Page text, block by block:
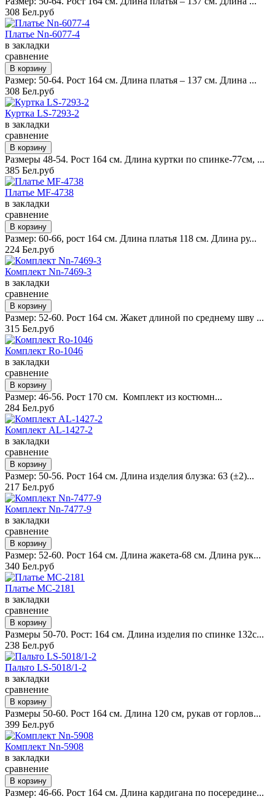
308 Бел.руб
Платье Nn-6077-4
в закладки
сравнение
Размер: 50-64. Рост 164 см. Длина платья – 137 см. Длина ...
308 Бел.руб
Куртка LS-7293-2
в закладки
сравнение
Размеры 48-54. Рост 164 см. Длина куртки по спинке-77см, ...
385 Бел.руб
Платье MF-4738
в закладки
сравнение
Размер: 60-66, рост 164 см. Длина платья 118 см. Длина ру...
224 Бел.руб
Комплект Nn-7469-3
в закладки
сравнение
Размер: 52-60. Рост 164 см. Жакет длиной по среднему шву ...
315 Бел.руб
Комплект Ro-1046
в закладки
сравнение
Размер: 46-56. Рост 170 см. Комплект из костюмн...
284 Бел.руб
Комплект AL-1427-2
в закладки
сравнение
Размер: 50-56. Рост 164 см. Длина изделия блузка: 63 (±2)...
217 Бел.руб
Комплект Nn-7477-9
в закладки
сравнение
Размер: 52-60. Рост 164 см. Длина жакета-68 см. Длина рук...
340 Бел.руб
Платье MC-2181
в закладки
сравнение
Размеры 50-70. Рост: 164 см. Длина изделия по спинке 132с...
238 Бел.руб
Пальто LS-5018/1-2
в закладки
сравнение
Размеры 50-60. Рост 164 см. Длина 120 см, рукав от горлов...
399 Бел.руб
Комплект Nn-5908
в закладки
сравнение
Размер: 46-66. Рост 164 см. Длина кардигана по посередине...